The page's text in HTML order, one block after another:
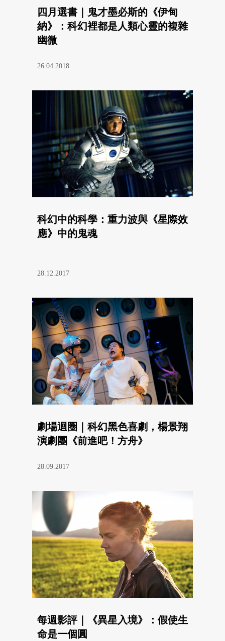
四月選書｜鬼才墨必斯的《伊甸
納》：科幻裡都是人類心靈的複雜
幽微
26.04.2018
科幻中的科學：重力波與《星際效
應》中的鬼魂
28.12.2017
劇場迴圈｜科幻黑色喜劇，楊景翔
演劇團《前進吧！方舟》
28.09.2017
每週影評｜《異星入境》：假使生
命是一個圓